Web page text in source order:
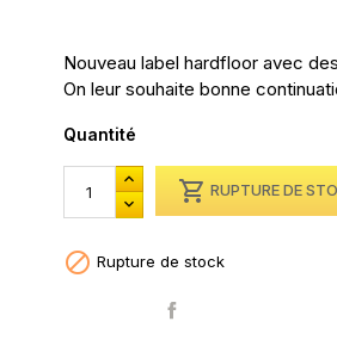
Nouveau label hardfloor avec
On leur souhaite bonne
Quantité
 RUPTURE DE
 Rupture de stock